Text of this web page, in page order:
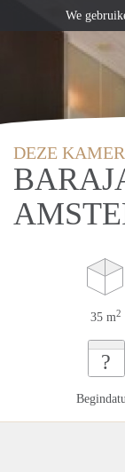
DEZE
35 m2
?
We